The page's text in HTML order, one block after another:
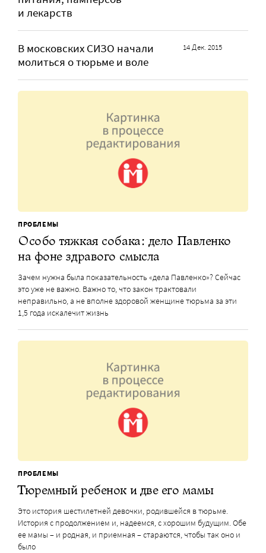
и лекарств
В московских СИЗО начали
молиться о тюрьме и воле
14 Дек. 2015
ПРОБЛЕМЫ
Особо тяжкая собака: дело Павленко
на фоне здравого смысла
Зачем нужна была показательность «дела Павленко»? Сейчас
это уже не важно. Важно то, что закон трактовали
неправильно, а не вполне здоровой женщине тюрьма за эти
1,5 года искалечит жизнь
ПРОБЛЕМЫ
Тюремный ребенок и две его мамы
Это история шестилетней девочки, родившейся в тюрьме.
История с продолжением и, надеемся, с хорошим будущим. Обе
ее мамы – и родная, и приемная – стараются, чтобы так оно и
было